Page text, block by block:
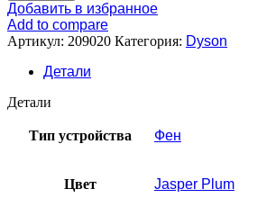
Добавить в избранное
Add to compare
Артикул: 209020 Категория: Dyson
Детали
Детали
Тип устройства Фен
Цвет Jasper Plum